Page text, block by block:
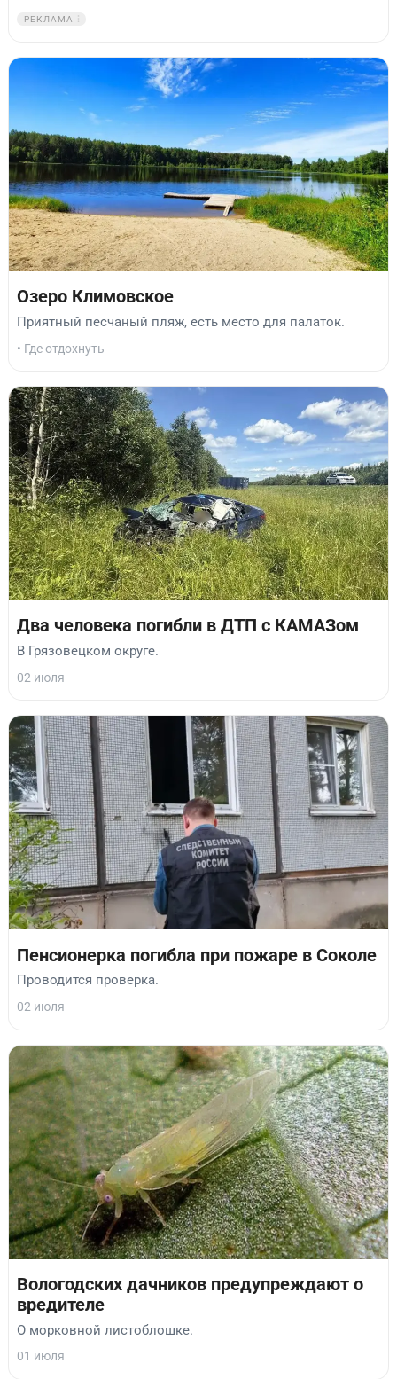
РЕКЛАМА
Озеро Климовское
Приятный песчаный пляж, есть место для палаток.
• Где отдохнуть
Два человека погибли в ДТП с КАМАЗом
В Грязовецком округе.
02 июля
Пенсионерка погибла при пожаре в Соколе
Проводится проверка.
02 июля
Вологодских дачников предупреждают о
вредителе
О морковной листоблошке.
01 июля